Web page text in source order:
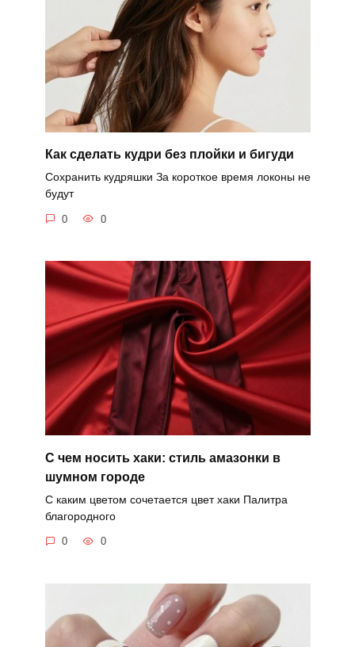
Как сделать кудри без плойки и бигуди
Сохранить кудряшки За короткое время локоны не
будут
0 0
С чем носить хаки: стиль амазонки в
шумном городе
С каким цветом сочетается цвет хаки Палитра
благородного
0 0